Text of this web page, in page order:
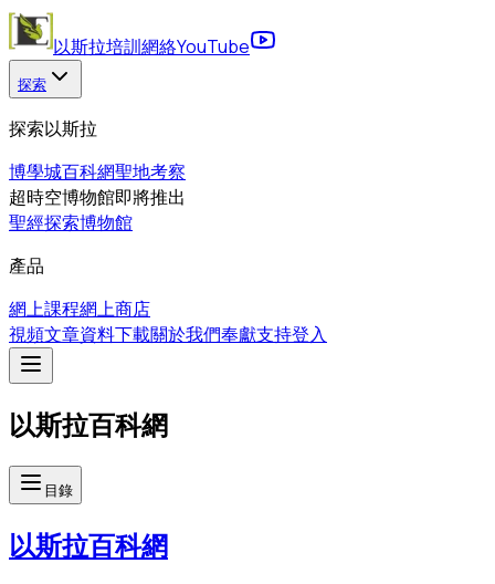
以斯拉培訓網絡YouTube
探索
探索以斯拉
博學城百科網聖地考察
超時空博物館即將推出
聖經探索博物館
產品
網上課程網上商店
視頻文章資料下載關於我們奉獻支持登入
以斯拉百科網
目錄
以斯拉百科網